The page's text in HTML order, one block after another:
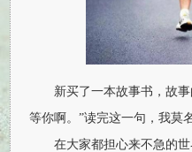
新买了一本故事书，故
等你啊。”读完这一句，我莫
在大家都担心来不急的